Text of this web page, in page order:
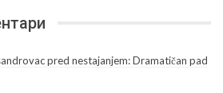
pred nestajanjem: Dramatičan pad